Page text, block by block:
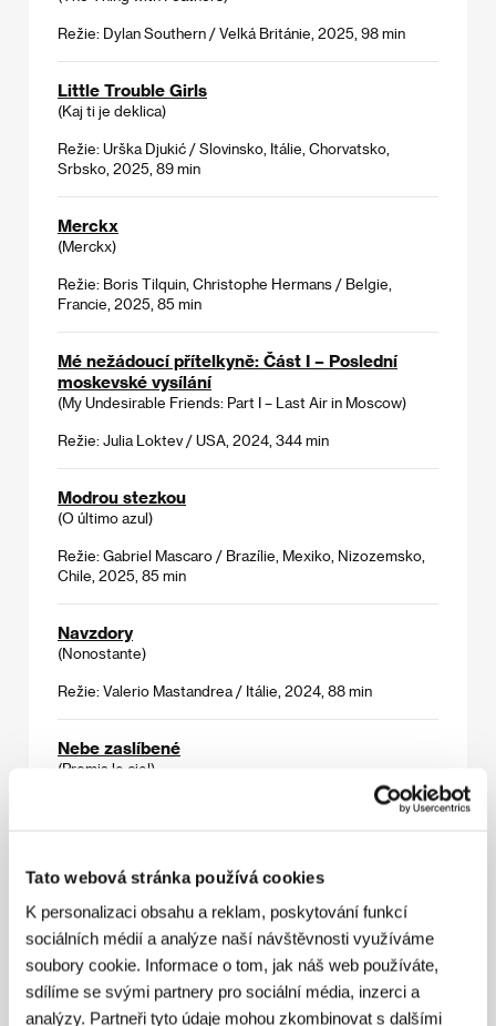
Tato webová stránka používá cookies
K personalizaci obsahu a reklam, poskytování funkcí
sociálních médií a analýze naší návštěvnosti využíváme
soubory cookie. Informace o tom, jak náš web používáte,
sdílíme se svými partnery pro sociální média, inzerci a
analýzy. Partneři tyto údaje mohou zkombinovat s dalšími
Režie: Dylan Southern / Velká Británie, 2025, 98 min
Little Trouble Girls
(Kaj ti je deklica)
Režie: Urška Djukić / Slovinsko, Itálie, Chorvatsko,
Srbsko, 2025, 89 min
Merckx
(Merckx)
Režie: Boris Tilquin, Christophe Hermans / Belgie,
Francie, 2025, 85 min
Mé nežádoucí přítelkyně: Část I – Poslední
moskevské vysílání
(My Undesirable Friends: Part I – Last Air in Moscow)
Režie: Julia Loktev / USA, 2024, 344 min
Modrou stezkou
(O último azul)
Režie: Gabriel Mascaro / Brazílie, Mexiko, Nizozemsko,
Chile, 2025, 85 min
Navzdory
(Nonostante)
Režie: Valerio Mastandrea / Itálie, 2024, 88 min
Nebe zaslíbené
(Promis le ciel)
Režie: Erige Sehiri / Francie, Tunisko, Katar, 2025,
Nebezpečné sny
(Dreams)
Režie: Michel Franco / Mexiko, USA, 2025, 95 min
O hrdinovi
(About a Hero)